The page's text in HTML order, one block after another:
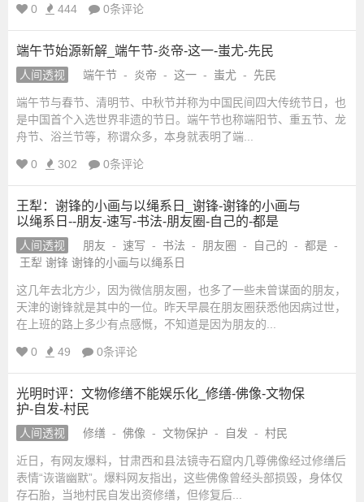
网-
国
学
学
网
站
0 444 0条评论
端午节始源新解_端午节-炎帝-这一-蚩尤-先民
人间透视 端午节 - 炎帝 - 这一 - 蚩尤 - 先民
端午节与春节、清明节、中秋节并称为中国民间四大传统节日，也
是中国首个入选世界非遗的节日。端午节也称端阳节、重五节、龙
舟节、浴兰节等，称谓众多，本身就表明了端...
0 302 0条评论
王犁：谢锋的小画与以绳系日_谢锋-谢锋的小画与
以绳系日--朋友-速写-书法-朋友圈-自己的-都是
人间透视 朋友 - 速写 - 书法 - 朋友圈 - 自己的 - 都是 -
王犁 谢锋 谢锋的小画与以绳系日
这几年去北方少，因为微信朋友圈，也多了一些未曾谋面的朋友，
天津的谢锋就是其中的一位。昨天早晨在朋友圈获悉他因病过世，
在上班的路上多少有点感慨，不知道是因为朋友的...
0 49 0条评论
光明时评：文物修缮不能娱乐化_修缮-佛像-文物保
护-自发-村民
人间透视 修缮 - 佛像 - 文物保护 - 自发 - 村民
近日，有网友爆料，甘肃西和县法镜寺石窟内几尊佛像经过修缮后
表情“诙谐幽默”。爆料网友指出，这些佛像曾经头部损毁，身体仅
存石胎，当地村民自发出资修缮，但修复后...